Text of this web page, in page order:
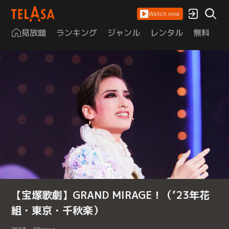
Watch now
見放題 ランキング ジャンル レンタル 無料
【宝塚歌劇】GRAND MIRAGE！（’23年花
組・東京・千秋楽）